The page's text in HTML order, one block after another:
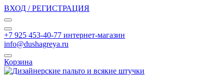
ВХОД / РЕГИСТРАЦИЯ
+7 925 453-40-77 интернет-магазин
info@dushagreya.ru
Корзина